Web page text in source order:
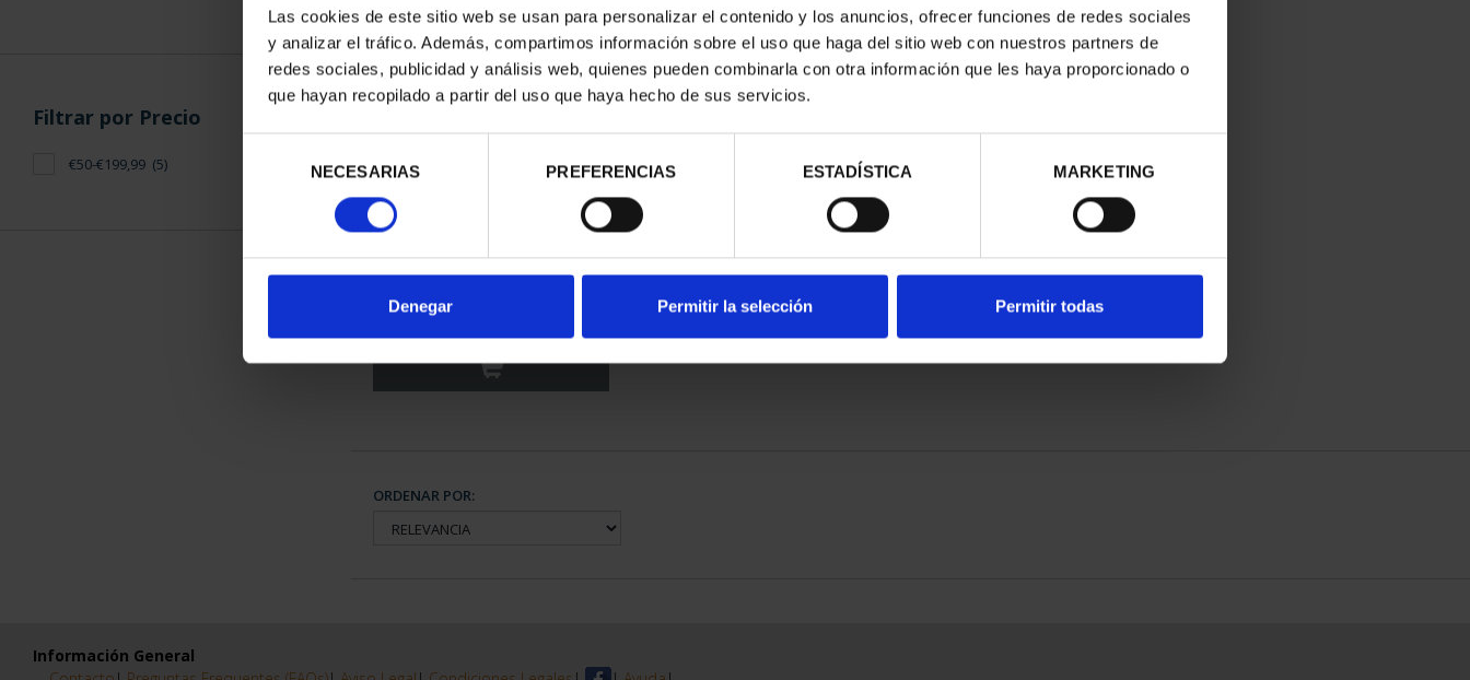
Las cookies de este sitio web se usan para personalizar el contenido y los anuncios, ofrecer funciones de redes sociales
y analizar el tráfico. Además, compartimos información sobre el uso que haga del sitio web con nuestros partners de
redes sociales, publicidad y análisis web, quienes pueden combinarla con otra información que les haya proporcionado o
que hayan recopilado a partir del uso que haya hecho de sus servicios.
consentimiento
NECESARIAS PREFERENCIAS ESTADÍSTICA MARKETING
Denegar Permitir la selección Permitir todas
Filtrar por Precio
€50-€199,99 (5)
CIUDADES PATRIMONIO III -
ORDENAR POR:
Información General